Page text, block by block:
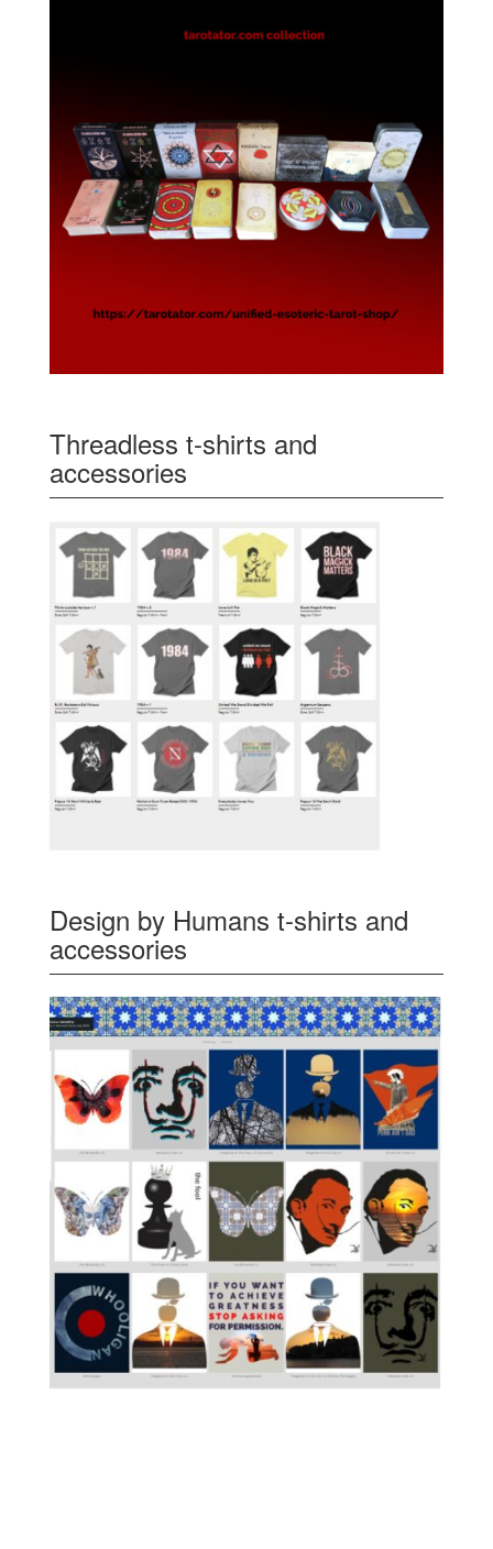
Threadless t-shirts and
accessories
Design by Humans t-shirts and
accessories